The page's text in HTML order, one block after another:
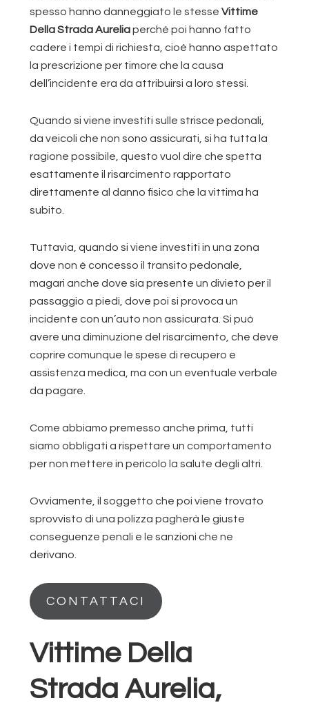
spesso hanno danneggiato le stesseVittime
Della Strada Aureliaperché poi hanno fatto
cadere i tempi di richiesta, cioè hanno aspettato
la prescrizione per timore che la causa
dell’incidente era da attribuirsi a loro stessi.
Quando si viene investiti sulle strisce pedonali,
da veicoli che non sono assicurati, si ha tutta la
ragione possibile, questo vuol dire che spetta
esattamente il risarcimento rapportato
direttamente al danno fisico che la vittima ha
subito.
Tuttavia, quando si viene investiti in una zona
dove non è concesso il transito pedonale,
magari anche dove sia presente un divieto per il
passaggio a piedi, dove poi si provoca un
incidente con un’auto non assicurata. Si può
avere una diminuzione del risarcimento, che deve
coprire comunque le spese di recupero e
assistenza medica, ma con un eventuale verbale
da pagare.
Come abbiamo premesso anche prima, tutti
siamo obbligati a rispettare un comportamento
per non mettere in pericolo la salute degli altri.
Ovviamente, il soggetto che poi viene trovato
sprovvisto di una polizza pagherà le giuste
conseguenze penali e le sanzioni che ne
derivano.
CONTATTACI
Vittime Della
Strada Aurelia,